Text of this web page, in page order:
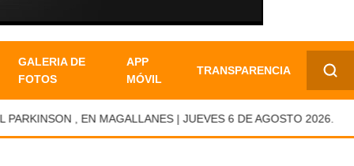
GALERIA DE
FOTOS
APP
MÓVIL
TRANSPARENCIA
✕
, EN MAGALLANES | JUEVES 6 DE AGOSTO 2026.